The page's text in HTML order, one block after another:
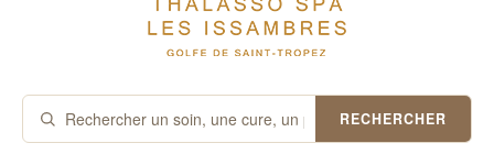
ABONNEMENTS
RECHERCHER